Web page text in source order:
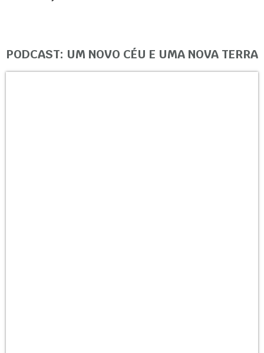
PODCAST: UM NOVO CÉU E UMA NOVA TERRA